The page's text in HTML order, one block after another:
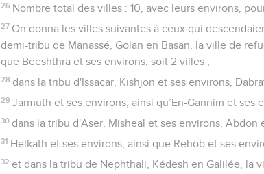
26 Nombre total des villes : 10, avec leurs environs,
27 On donna les villes suivantes à ceux qui
demi-tribu de Manassé, Golan en Basan, la ville de
que Beeshthra et ses environs, soit 2 villes ;
28 dans la tribu d'Issacar, Kishjon et ses environs,
29 Jarmuth et ses environs, ainsi qu’En-Gannim et ses
30 dans la tribu d'Aser, Misheal et ses environs, Abdon
31 Helkath et ses environs, ainsi que Rehob et ses
32 et dans la tribu de Nephthali, Kédesh en Galilée, la